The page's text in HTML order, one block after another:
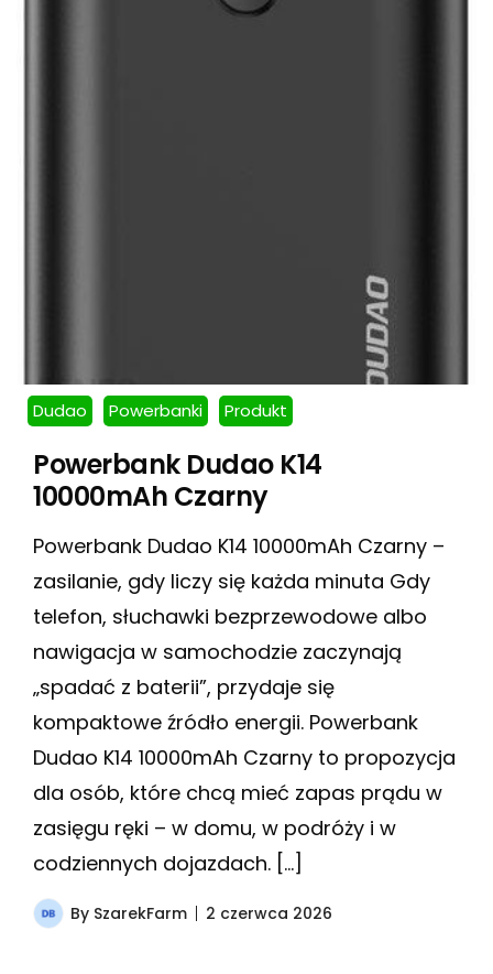
Dudao Powerbanki Produkt
Powerbank Dudao K14
10000mAh Czarny
Powerbank Dudao K14 10000mAh Czarny –
zasilanie, gdy liczy się każda minuta Gdy
telefon, słuchawki bezprzewodowe albo
nawigacja w samochodzie zaczynają
„spadać z baterii”, przydaje się
kompaktowe źródło energii. Powerbank
Dudao K14 10000mAh Czarny to propozycja
dla osób, które chcą mieć zapas prądu w
zasięgu ręki – w domu, w podróży i w
codziennych dojazdach. […]
By SzarekFarm 2 czerwca 2026